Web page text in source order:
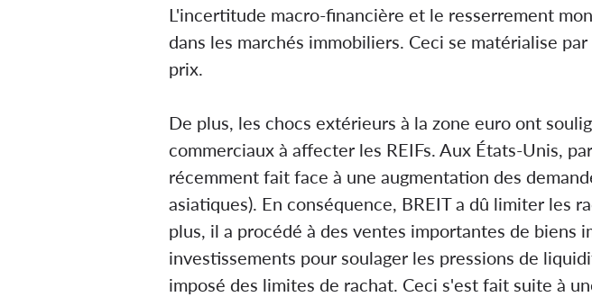
L'incertitude macro-financière et le resserrement
dans les marchés immobiliers. Ceci se matérialise
prix.
De plus, les chocs extérieurs à la zone euro ont
commerciaux à affecter les REIFs. Aux États-Unis,
récemment fait face à une augmentation des
asiatiques). En conséquence, BREIT a dû limiter les
plus, il a procédé à des ventes importantes de biens
investissements pour soulager les pressions de
imposé des limites de rachat. Ceci s'est fait suite à